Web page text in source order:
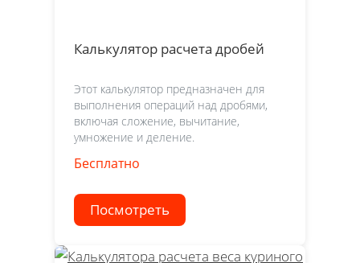
Калькулятор расчета дробей
Этот калькулятор предназначен для
выполнения операций над дробями,
включая сложение, вычитание,
умножение и деление.
Бесплатно
Посмотреть